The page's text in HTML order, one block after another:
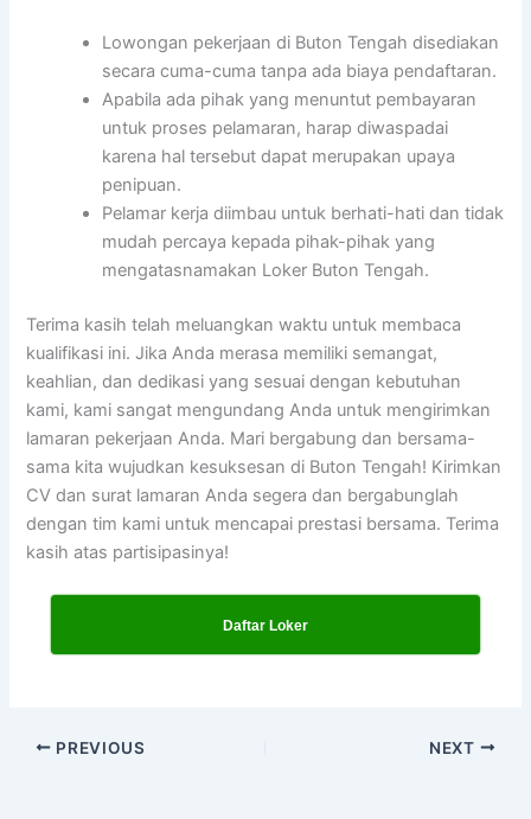
Lowongan pekerjaan di Buton Tengah disediakan
secara cuma-cuma tanpa ada biaya pendaftaran.
Apabila ada pihak yang menuntut pembayaran
untuk proses pelamaran, harap diwaspadai
karena hal tersebut dapat merupakan upaya
penipuan.
Pelamar kerja diimbau untuk berhati-hati dan tidak
mudah percaya kepada pihak-pihak yang
mengatasnamakan Loker Buton Tengah.
Terima kasih telah meluangkan waktu untuk membaca
kualifikasi ini. Jika Anda merasa memiliki semangat,
keahlian, dan dedikasi yang sesuai dengan kebutuhan
kami, kami sangat mengundang Anda untuk mengirimkan
lamaran pekerjaan Anda. Mari bergabung dan bersama-
sama kita wujudkan kesuksesan di Buton Tengah! Kirimkan
CV dan surat lamaran Anda segera dan bergabunglah
dengan tim kami untuk mencapai prestasi bersama. Terima
kasih atas partisipasinya!
Daftar Loker
PREVIOUS NEXT